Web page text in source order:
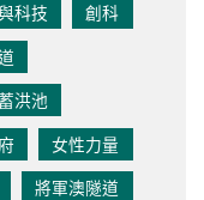
科技
創科
洪池
女性力量
將軍澳隧道